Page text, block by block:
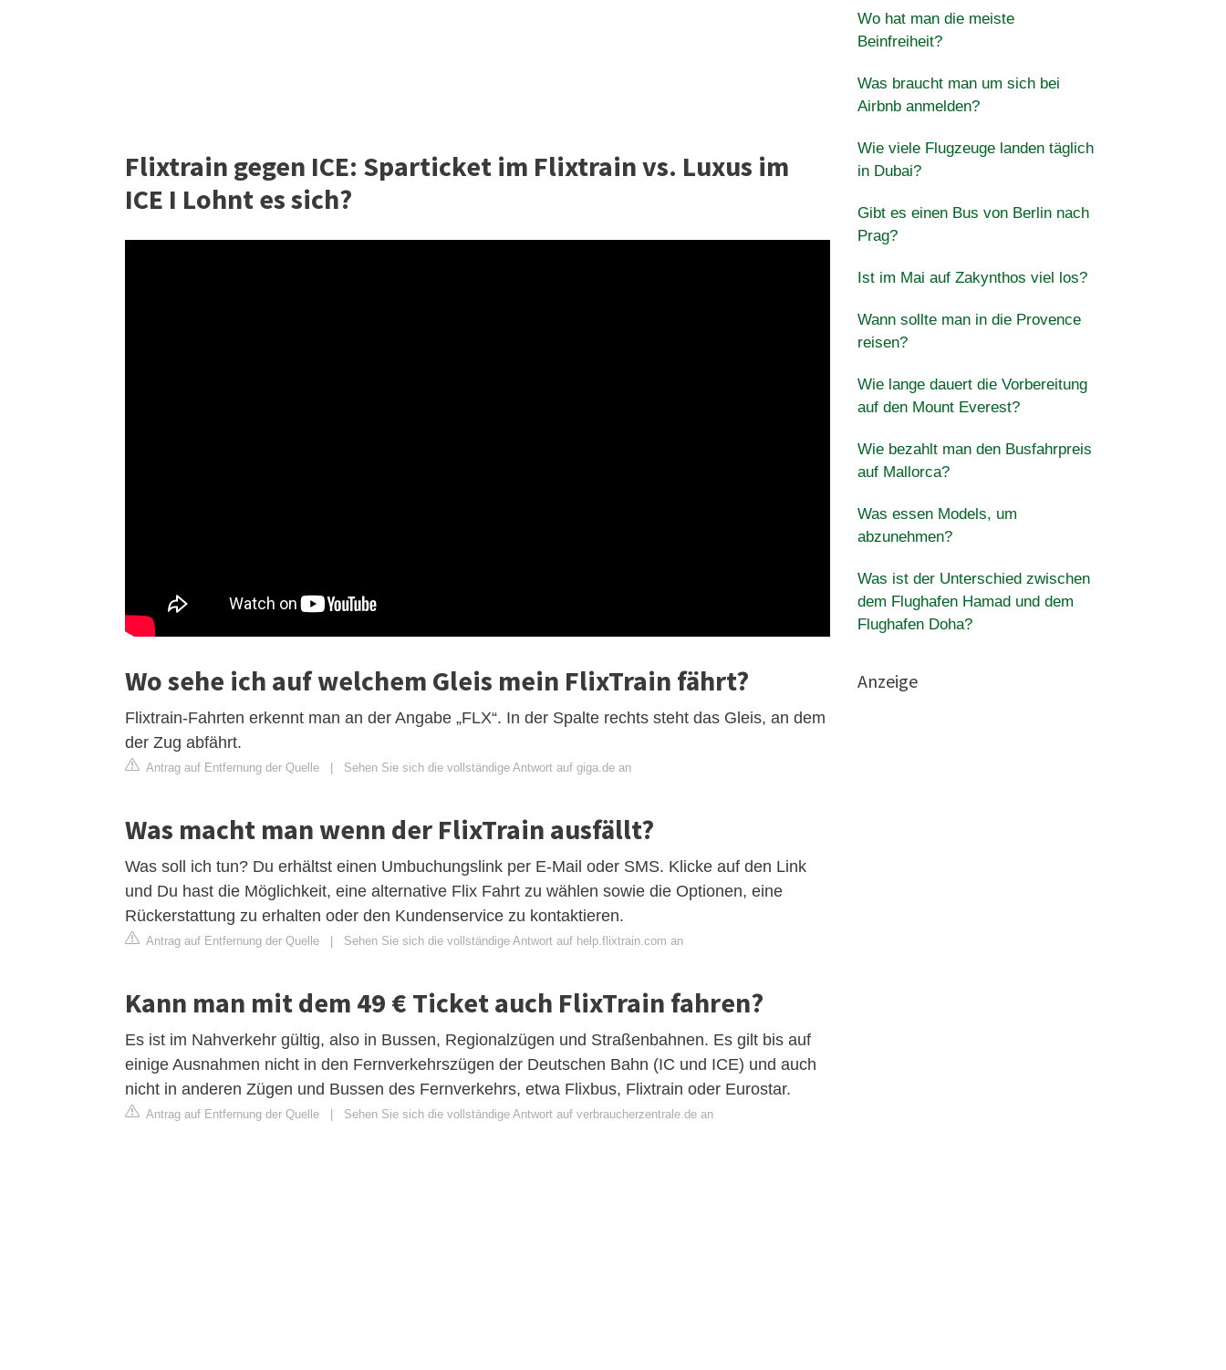
Flixtrain gegen ICE: Sparticket im Flixtrain vs. Luxus im
ICE I Lohnt es sich?
Wo sehe ich auf welchem Gleis mein FlixTrain fährt?
Flixtrain-Fahrten erkennt man an der Angabe „FLX“. In der Spalte rechts steht das Gleis, an dem
der Zug abfährt.
Antrag auf Entfernung der Quelle | Sehen Sie sich die vollständige Antwort auf giga.de an
Was macht man wenn der FlixTrain ausfällt?
Was soll ich tun? Du erhältst einen Umbuchungslink per E-Mail oder SMS. Klicke auf den Link
und Du hast die Möglichkeit, eine alternative Flix Fahrt zu wählen sowie die Optionen, eine
Rückerstattung zu erhalten oder den Kundenservice zu kontaktieren.
Antrag auf Entfernung der Quelle | Sehen Sie sich die vollständige Antwort auf help.flixtrain.com an
Kann man mit dem 49 € Ticket auch FlixTrain fahren?
Es ist im Nahverkehr gültig, also in Bussen, Regionalzügen und Straßenbahnen. Es gilt bis auf
einige Ausnahmen nicht in den Fernverkehrszügen der Deutschen Bahn (IC und ICE) und auch
nicht in anderen Zügen und Bussen des Fernverkehrs, etwa Flixbus, Flixtrain oder Eurostar.
Antrag auf Entfernung der Quelle | Sehen Sie sich die vollständige Antwort auf verbraucherzentrale.de an
Wo hat man die meiste
Beinfreiheit?
Was braucht man um sich bei
Airbnb anmelden?
Wie viele Flugzeuge landen täglich
in Dubai?
Gibt es einen Bus von Berlin nach
Prag?
Ist im Mai auf Zakynthos viel los?
Wann sollte man in die Provence
reisen?
Wie lange dauert die Vorbereitung
auf den Mount Everest?
Wie bezahlt man den Busfahrpreis
auf Mallorca?
Was essen Models, um
abzunehmen?
Was ist der Unterschied zwischen
dem Flughafen Hamad und dem
Flughafen Doha?
Anzeige